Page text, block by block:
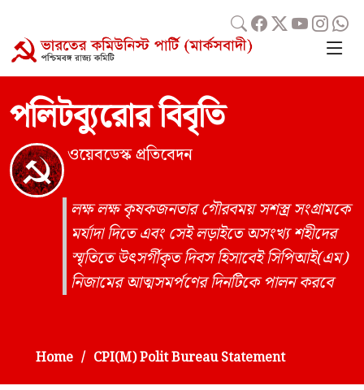
পলিটব্যুরোর বিবৃতি
ওয়েবডেস্ক প্রতিবেদন
লক্ষ লক্ষ কৃষকজনতার গৌরবময় সশস্ত্র সংগ্রামকে
মর্যাদা দিতে এবং সেই লড়াইতে অসংখ্য শহীদের
স্মৃতিতে উৎসর্গীকৃত দিবস হিসাবেই সিপিআই(এম)
নিজামের আত্মসমর্পণের দিনটিকে পালন করবে
Home CPI(M) Polit Bureau Statement